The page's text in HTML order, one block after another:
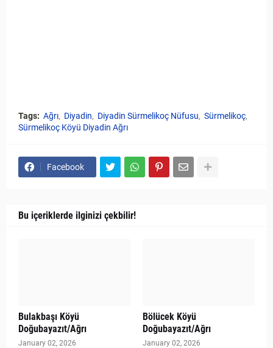
Tags: Ağrı Diyadin Diyadin Sürmelikoç Nüfusu
Sürmelikoç
Sürmelikoç Köyü Diyadin Ağrı
Facebook
Bu içeriklerde ilginizi çekbilir!
Bulakbaşı Köyü
Doğubayazıt/Ağrı
January 02, 2026
Bölücek Köyü
Doğubayazıt/Ağrı
January 02, 2026